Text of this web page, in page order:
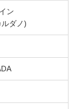
ン
ダノ)